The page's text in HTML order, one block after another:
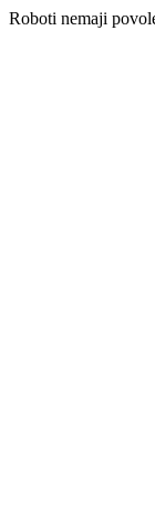
Roboti nemaji